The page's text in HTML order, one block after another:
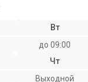
Вт
до 09:00
Чт
Выходной